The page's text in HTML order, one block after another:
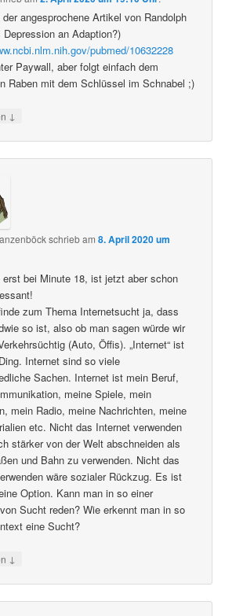
der angesprochene Artikel von Randolph
Depression an Adaption?)
pubmed/10632228
Paywall, aber folgt einfach dem
Raben mit dem Schlüssel im Schnabel ;)
↓
schriebam8. April 2020 um
erst bei Minute 18, ist jetzt aber schon
zum Thema Internetsucht ja, dass
so ist, also ob man sagen würde wir
(Auto, Öffis). „Internet“ ist
Internet sind so viele
Sachen. Internet ist mein Beruf,
meine Spiele, mein
mein Radio, meine Nachrichten, meine
etc. Nicht das Internet verwenden
stärker von der Welt abschneiden als
und Bahn zu verwenden. Nicht das
wäre sozialer Rückzug. Es ist
Option. Kann man in so einer
Sucht reden? Wie erkennt man in so
eine Sucht?
↓